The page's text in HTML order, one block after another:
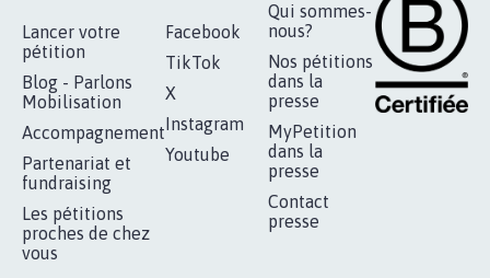
Lancer votre
pétition
Blog - Parlons
Mobilisation
Accompagnement
Partenariat et
fundraising
Les pétitions
proches de chez
vous
Facebook
TikTok
X
Instagram
Youtube
Qui sommes-
nous?
Nos pétitions
dans la
presse
MyPetition
dans la
presse
Contact
presse